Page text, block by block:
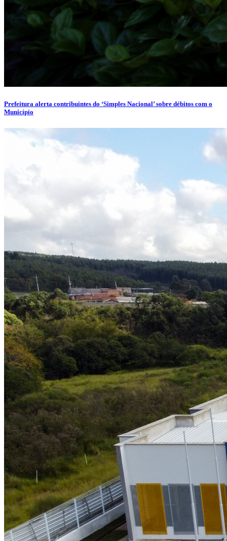
Prefeitura alerta contribuintes do ‘Simples Nacional’ sobre débitos com o
Município